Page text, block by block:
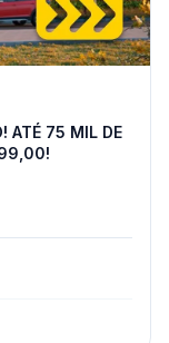
ATÉ 75 MIL DE